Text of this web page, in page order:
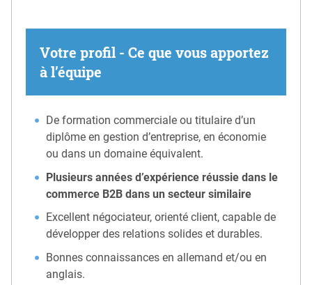
Votre profil - Ce que vous apportez
à l’équipe
De formation commerciale ou titulaire d’un
diplôme en gestion d’entreprise, en économie
ou dans un domaine équivalent.
Plusieurs années d’expérience réussie dans le
commerce B2B dans un secteur similaire
Excellent négociateur, orienté client, capable de
développer des relations solides et durables.
Bonnes connaissances en allemand et/ou en
anglais.